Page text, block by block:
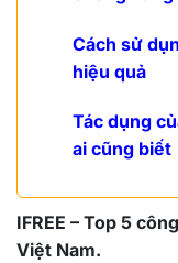
Cách sử
hiệu quả
Tác dụng
ai cũng biết
IFREE – Top 5
Việt Nam.